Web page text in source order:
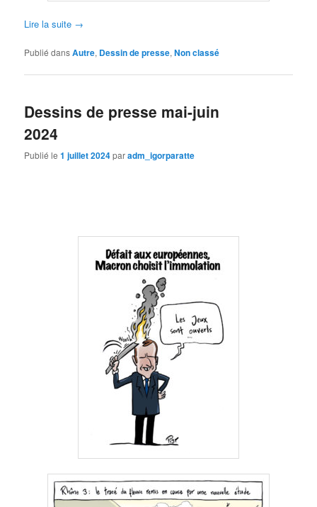
Lire la suite →
Publié dansAutre, Dessin de presse,Non classé
Dessins de presse mai-juin
2024
Publié le1 juillet 2024paradm_igorparatte